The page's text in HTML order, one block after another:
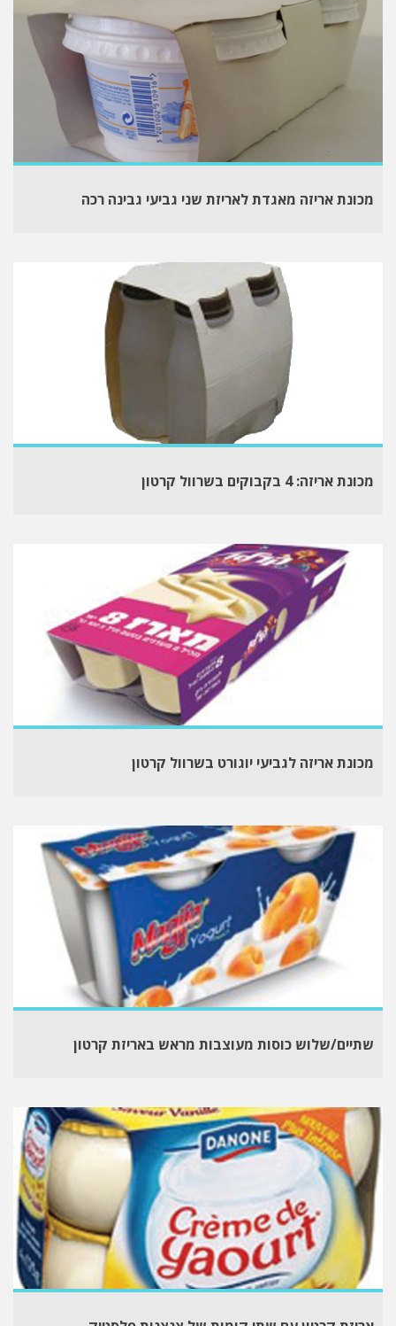
מכונת אריזה מאגדת לאריזת שני גביעי גבינה רכה
מכונת אריזה: 4 בקבוקים בשרוול קרטון
מכונת אריזה לגביעי יוגורט בשרוול קרטון
שתיים/שלוש כוסות מעוצבות מראש באריזת קרטון